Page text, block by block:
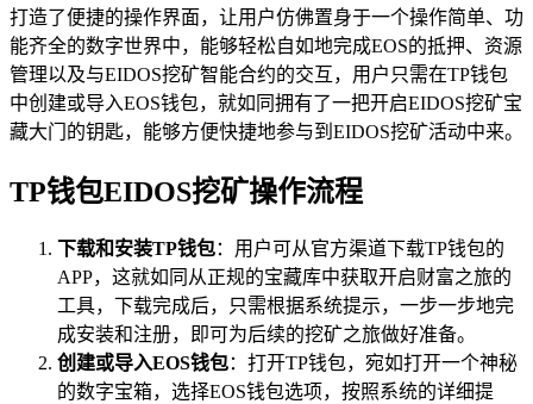
打造了便捷的操作界面，让用户仿佛置身于一个操作简单、功
能齐全的数字世界中，能够轻松自如地完成EOS的抵押、资源
管理以及与EIDOS挖矿智能合约的交互，用户只需在TP钱包
中创建或导入EOS钱包，就如同拥有了一把开启EIDOS挖矿宝
藏大门的钥匙，能够方便快捷地参与到EIDOS挖矿活动中来。
TP钱包EIDOS挖矿操作流程
下载和安装TP钱包：用户可从官方渠道下载TP钱包的
APP，这就如同从正规的宝藏库中获取开启财富之旅的
工具，下载完成后，只需根据系统提示，一步一步地完
成安装和注册，即可为后续的挖矿之旅做好准备。
创建或导入EOS钱包：打开TP钱包，宛如打开一个神秘
的数字宝箱，选择EOS钱包选项，按照系统的详细提